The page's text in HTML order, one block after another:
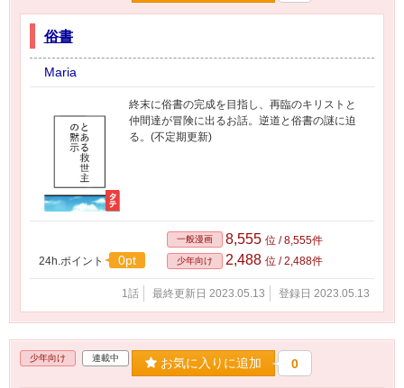
俗書
Maria
終末に俗書の完成を目指し、再臨のキリストと
仲間達が冒険に出るお話。逆道と俗書の謎に迫
る。(不定期更新)
24h.ポイント 0pt
一般漫画 8,555 位 / 8,555件
少年向け 2,488 位 / 2,488件
1話 最終更新日 2023.05.13 登録日 2023.05.13
少年向け 連載中 お気に入りに追加 0